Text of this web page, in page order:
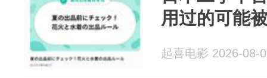
用过的可能
起喜电影 2026-08-